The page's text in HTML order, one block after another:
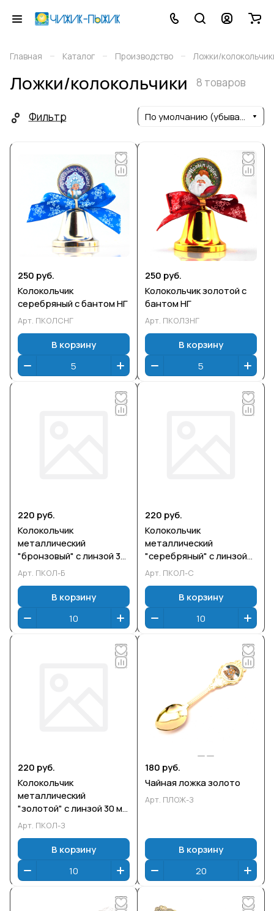
Главная – Каталог – Производство – Ложки/
Ложки/колокольчики 8 товаров
Фильтр По умолчанию (убывание)
250 руб.
Колокольчик
серебряный с бантом НГ
Арт. ПКОЛСНГ
В корзину
250 руб.
Колокольчик золотой с
бантом НГ
Арт. ПКОЛЗНГ
В корзину
220 руб.
Колокольчик
металлический
"бронзовый" с линзой 30
мм из эпоксидной смолы
Арт. ПКОЛ-Б
В корзину
220 руб.
Колокольчик
металлический
"серебряный" с линзой
30 мм из эпоксидной
смолы
Арт. ПКОЛ-С
В корзину
220 руб.
Колокольчик
металлический
"золотой" с линзой 30 мм
из эпоксидной смолы
Арт. ПКОЛ-З
В корзину
180 руб.
Чайная ложка золото
Арт. ПЛОЖ-З
В корзину